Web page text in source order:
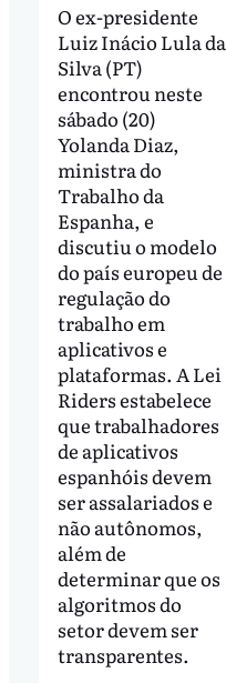
O ex-presidente
Luiz Inácio Lula da
Silva (PT)
encontrou neste
sábado (20)
Yolanda Diaz,
ministra do
Trabalho da
Espanha, e
discutiu o modelo
do país europeu de
regulação do
trabalho em
aplicativos e
plataformas. A Lei
Riders estabelece
que trabalhadores
de aplicativos
espanhóis devem
ser assalariados e
não autônomos,
além de
determinar que os
algoritmos do
setor devem ser
transparentes.